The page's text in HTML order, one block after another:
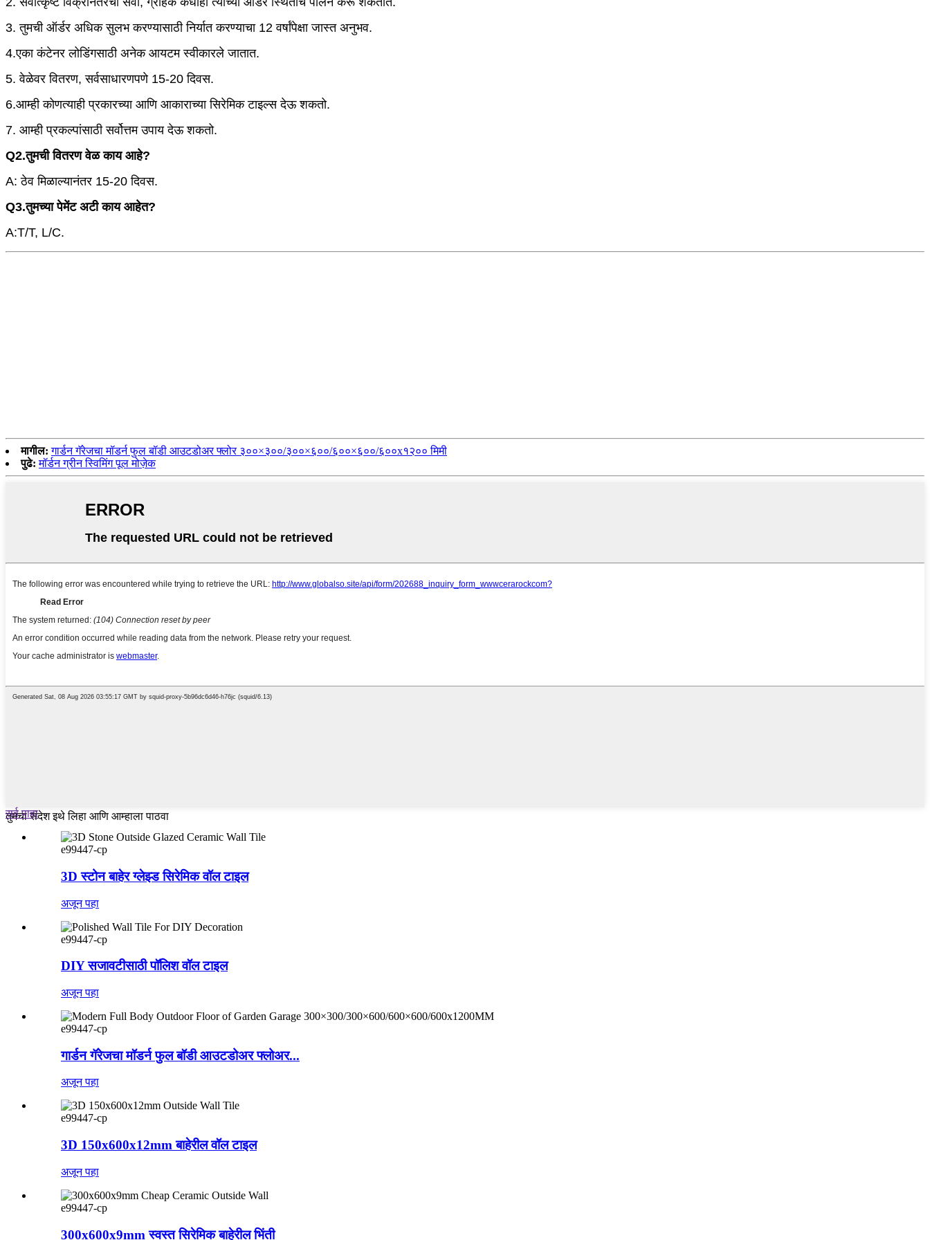
3. तुमची ऑर्डर अधिक सुलभ करण्यासाठी निर्यात करण्याचा 12 वर्षांपेक्षा जास्त अनुभव.
4.एका कंटेनर लोडिंगसाठी अनेक आयटम स्वीकारले जातात.
5. वेळेवर वितरण, सर्वसाधारणपणे 15-20 दिवस.
6.आम्ही कोणत्याही प्रकारच्या आणि आकाराच्या सिरेमिक टाइल्स देऊ शकतो.
7. आम्ही प्रकल्पांसाठी सर्वोत्तम उपाय देऊ शकतो.
Q2.तुमची वितरण वेळ काय आहे?
A: ठेव मिळाल्यानंतर 15-20 दिवस.
Q3.तुमच्या पेमेंट अटी काय आहेत?
A:T/T, L/C.
मागील: गार्डन गॅरेजचा मॉडर्न फुल बॉडी आउटडोअर फ्लोर ३००×३००/३००×६००/६००×६००/६००x१२०० मिमी
पुढे: मॉर्डन ग्रीन स्विमिंग पूल मोज़ेक
तुमचा संदेश इथे लिहा आणि आम्हाला पाठवा
सर्व पाहा
e99447-cp
3D स्टोन बाहेर ग्लेझ्ड सिरेमिक वॉल टाइल
अजून पहा
e99447-cp
DIY सजावटीसाठी पॉलिश वॉल टाइल
अजून पहा
e99447-cp
गार्डन गॅरेजचा मॉडर्न फुल बॉडी आउटडोअर फ्लोअर...
अजून पहा
e99447-cp
3D 150x600x12mm बाहेरील वॉल टाइल
अजून पहा
e99447-cp
300x600x9mm स्वस्त सिरेमिक बाहेरील भिंती